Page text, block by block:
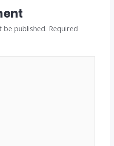
be published. Required